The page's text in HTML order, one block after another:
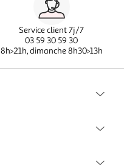
Service client 7j/7
03 59 30 59 30
8h>21h, dimanche 8h30>13h